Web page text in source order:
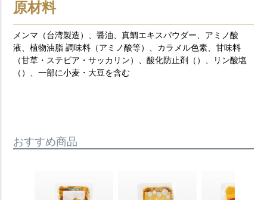
原材料
メンマ（台湾製造）、醤油、真鯛エキスパウダー、アミノ酸
液、植物油脂 調味料（アミノ酸等）、カラメル色素、甘味料
（甘草・ステビア・サッカリン）、酸化防止剤（）、リン酸塩
（）、一部に小麦・大豆を含む
おすすめ商品